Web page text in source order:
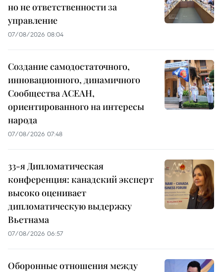
но не ответственности за
управление
07/08/2026 08:04
Создание самодостаточного,
инновационного, динамичного
Сообщества АСЕАН,
ориентированного на интересы
народа
07/08/2026 07:48
33-я Дипломатическая
конференция: канадский эксперт
высоко оценивает
дипломатическую выдержку
Вьетнама
07/08/2026 06:57
Оборонные отношения между